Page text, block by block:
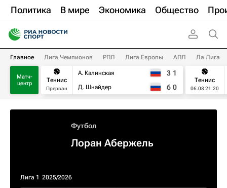
Политика В мире Экономика Общество
Главное Лига Чемпионов РПЛ Лига Европы АПЛ Ла Лига
Матч-
центр
Теннис
Прерван
А. Калинская
Д. Шнайдер
3 1
6 0
Теннис
06.08 21:20
Футбол
Лоран Абержель
Лига 1 2025/2026